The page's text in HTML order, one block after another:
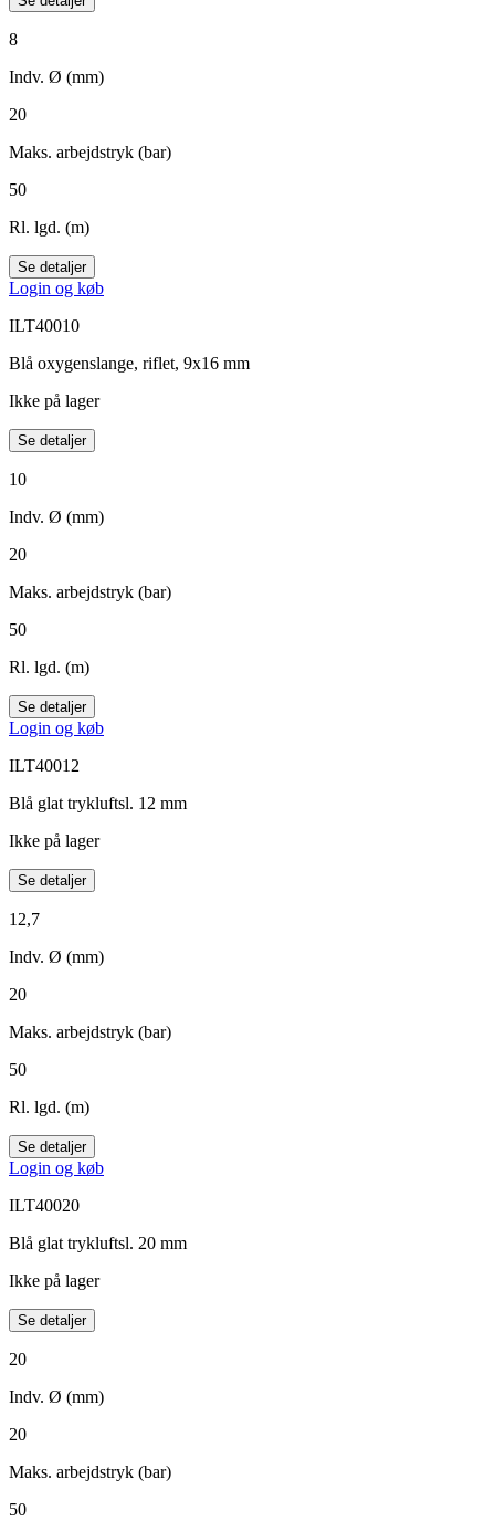
8
Indv. Ø (mm)
20
Maks. arbejdstryk (bar)
50
Rl. lgd. (m)
Se detaljer
Login og køb
ILT40010
Blå oxygenslange, riflet, 9x16 mm
Ikke på lager
Se detaljer
10
Indv. Ø (mm)
20
Maks. arbejdstryk (bar)
50
Rl. lgd. (m)
Se detaljer
Login og køb
ILT40012
Blå glat trykluftsl. 12 mm
Ikke på lager
Se detaljer
12,7
Indv. Ø (mm)
20
Maks. arbejdstryk (bar)
50
Rl. lgd. (m)
Se detaljer
Login og køb
ILT40020
Blå glat trykluftsl. 20 mm
Ikke på lager
Se detaljer
20
Indv. Ø (mm)
20
Maks. arbejdstryk (bar)
50